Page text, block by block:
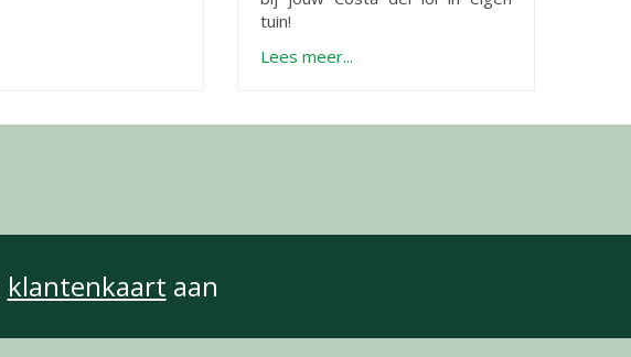
tuin!
Lees meer...
klantenkaart aan